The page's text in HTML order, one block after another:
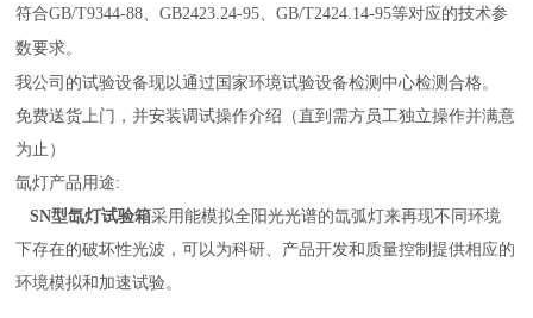
符合GB/T9344-88、GB2423.24-95、GB/T2424.14-95等对应的技术参
数要求。
我公司的试验设备现以通过国家环境试验设备检测中心检测合格。
免费送货上门，并安装调试操作介绍（直到需方员工独立操作并满意
为止）
氙灯产品用途:
SN型氙灯试验箱采用能模拟全阳光光谱的氙弧灯来再现不同环境
下存在的破坏性光波，可以为科研、产品开发和质量控制提供相应的
环境模拟和加速试验。